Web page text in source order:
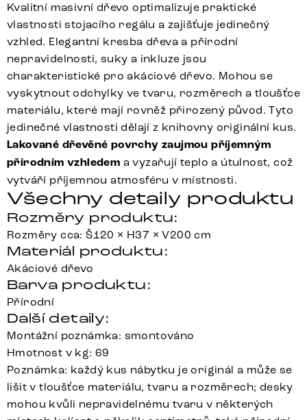
Kvalitní masivní dřevo optimalizuje praktické
vlastnosti stojacího regálu a zajišťuje jedinečný
vzhled. Elegantní kresba dřeva a přírodní
nepravidelnosti, suky a inkluze jsou
charakteristické pro akáciové dřevo. Mohou se
vyskytnout odchylky ve tvaru, rozměrech a tloušťce
materiálu, které mají rovněž přirozený původ. Tyto
jedinečné vlastnosti dělají z knihovny originální kus.
Lakované dřevěné povrchy zaujmou příjemným
přírodním vzhledem a vyzařují teplo a útulnost, což
vytváří příjemnou atmosféru v místnosti.
Všechny detaily produktu
Rozměry produktu:
Rozměry cca: Š120 × H37 × V200 cm
Materiál produktu:
Akáciové dřevo
Barva produktu:
Přírodní
Další detaily:
Montážní poznámka: smontováno
Hmotnost v kg: 69
Poznámka: každý kus nábytku je originál a může se
lišit v tloušťce materiálu, tvaru a rozměrech; desky
mohou kvůli nepravidelnému tvaru v některých